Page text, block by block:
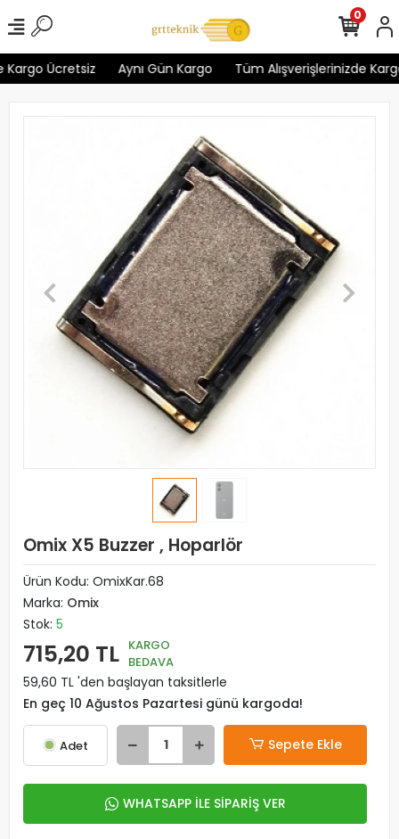
Ücretsiz Aynı Gün Kargo Tüm Alışverişlerinizde
0
Omix X5 Buzzer , Hoparlör
Ürün Kodu: OmixKar.68
Marka: Omix
Stok: 5
715,20 TL KARGO
BEDAVA
59,60 TL 'den başlayan taksitlerle
En geç 10 Ağustos Pazartesi günü kargoda!
Adet Sepete Ekle
WHATSAPP İLE SİPARİŞ VER